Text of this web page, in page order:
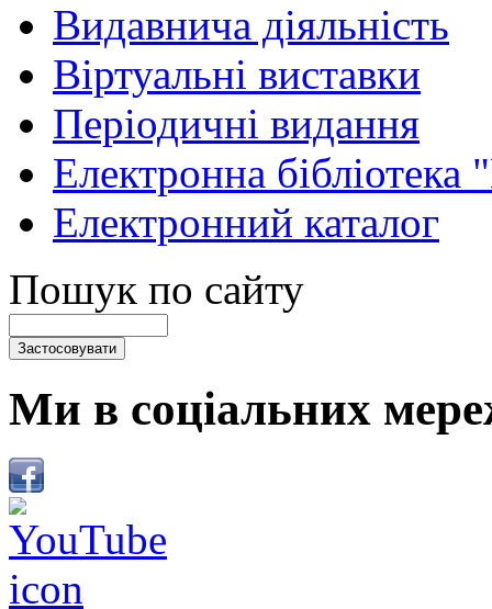
Видавнича діяльність
Віртуальні виставки
Періодичні видання
Електронна
Електронний каталог
Пошук по сайту
Ми в соціальних